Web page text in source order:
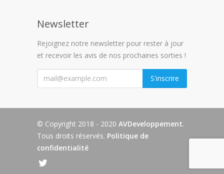
Newsletter
Rejoignez notre newsletter pour rester à jour
et recevoir les avis de nos prochaines sorties !
S'inscrire
© Copyright 2018 - 2020 AVDeveloppement.
Tous droits réservés. Politique de
confidentialité